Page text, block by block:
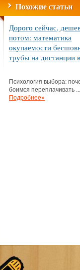
Похожие статьи
Дорого сейчас,
потом: математика
окупаемости
трубы на дистанции
Психология выбора:
боимся переплачивать ...
Подробнее»